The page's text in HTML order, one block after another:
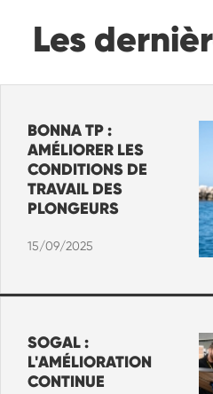
Les
BONNA TP :
AMÉLIORER LES
CONDITIONS DE
TRAVAIL DES
PLONGEURS
15/09/2025
SOGAL :
L'AMÉLIORATION
CONTINUE